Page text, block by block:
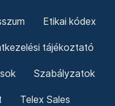
Etikai kódex
tájékoztató
Szabályzatok
Telex Sales